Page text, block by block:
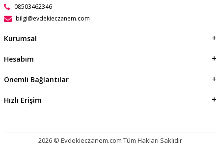
08503462346
bilgi@evdekieczanem.com
Kurumsal
Hesabım
Önemli Bağlantılar
Hızlı Erişim
2026 © Evdekieczanem.com Tüm Hakları Saklıdır